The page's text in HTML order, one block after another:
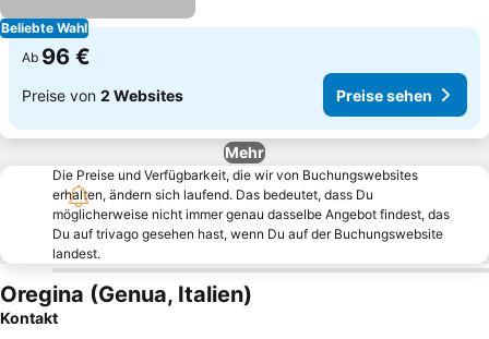
Beliebte Wahl
Ab 96 €
Preise von 2 Websites Preise sehen
Mehr
Die Preise und Verfügbarkeit, die wir von Buchungswebsites
erhalten, ändern sich laufend. Das bedeutet, dass Du
möglicherweise nicht immer genau dasselbe Angebot findest, das
Du auf trivago gesehen hast, wenn Du auf der Buchungswebsite
landest.
Oregina (Genua, Italien)
Kontakt